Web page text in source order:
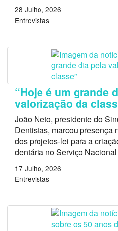
28 Julho, 2026
Entrevistas
“Hoje é um grande
valorização da
João Neto, presidente do
Dentistas, marcou presença
dos projetos-lei para a
dentária no Serviço
17 Julho, 2026
Entrevistas